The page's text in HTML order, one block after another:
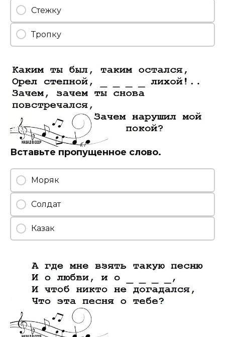
Стежку
Тропку
Вставьте пропущенное слово.
Моряк
Солдат
Казак